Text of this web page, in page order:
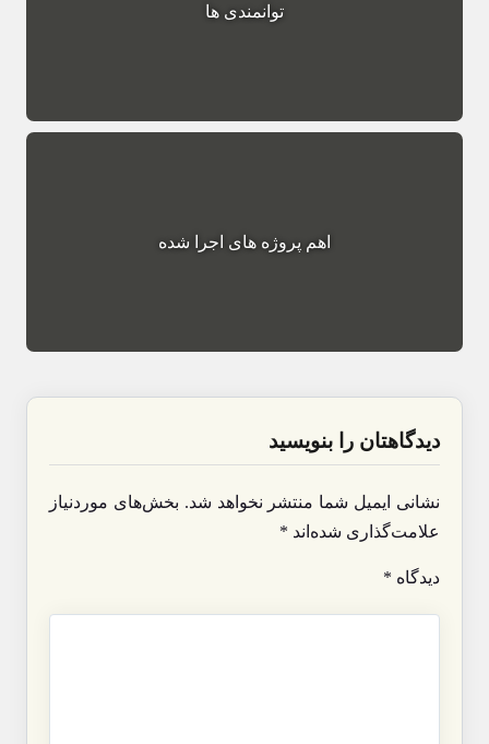
توانمندی ها
اهم پروژه های اجرا شده
دیدگاهتان را بنویسید
نشانی ایمیل شما منتشر نخواهد شد. بخش‌های موردنیاز
علامت‌گذاری شده‌اند *
دیدگاه *